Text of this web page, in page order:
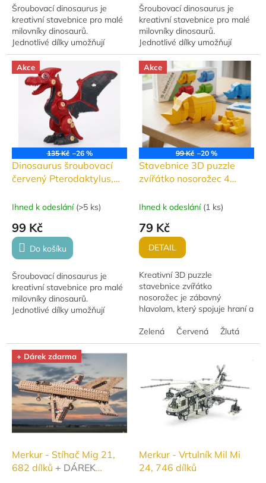
Šroubovací dinosaurus je
kreativní stavebnice pro malé
milovníky dinosaurů.
Jednotlivé dílky umožňují
sestavení vlastního dinosaura.
Vyrobeno z kvalitního plastu,
vhodné pro...
Šroubovací dinosaurus je
kreativní stavebnice pro malé
milovníky dinosaurů.
Jednotlivé dílky umožňují
sestavení vlastního dinosaura.
Vyrobeno z kvalitního plastu,
vhodné pro...
Akce
135 Kč –26 %
Dinosaurus šroubovací
červený Pterodaktylus,
Ihned k odeslání (>5 ks)
99 Kč
Do košíku
Šroubovací dinosaurus je
kreativní stavebnice pro malé
milovníky dinosaurů.
Jednotlivé dílky umožňují
vhodné pro...
Akce
99 Kč –20 %
Stavebnice 3D puzzle
zvířátko nosorožec 4
Ihned k odeslání (1 ks)
79 Kč
DETAIL
Kreativní 3D puzzle
stavebnice zvířátko
nosorožec je zábavný
hlavolam, který spojuje hraní a
skládají detailní model zvířátka
a zároveň trénují...
Zelená Červená Žlutá
+ Dárek zdarma
Merkur - Stíhač Mig 21,
682 dílků + DÁREK
Merkur - Vrtulník Mil Mi
24, 746 dílků